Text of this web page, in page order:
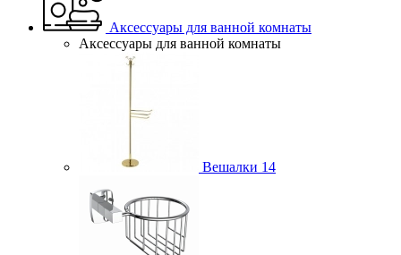
Аксессуары для ванной комнаты
Аксессуары для ванной комнаты
Вешалки 14